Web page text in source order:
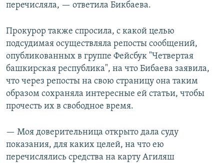
перечисляла, — ответила Бикбаева.
Прокурор также спросила, с какой целью
подсудимая осуществляла репосты сообщений,
опубликованных в группе Фейсбук "Четвертая
башкирская республика", на что Бибаева заявила,
что через репосты на свою страницу она таким
образом сохраняла интересные ей статьи, чтобы
прочесть их в свободное время.
— Моя доверительница открыто дала суду
показания, для каких целей, на что ею
перечислялись средства на карту Агиляш